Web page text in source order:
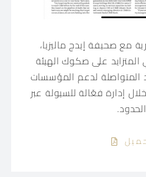
مع صحيفة إيدج ماليزيا،
المتزايد على صكوك الهيئة
المتواصلة لدعم المؤسسات
إدارة فعّالة للسيولة عبر
الحدود.